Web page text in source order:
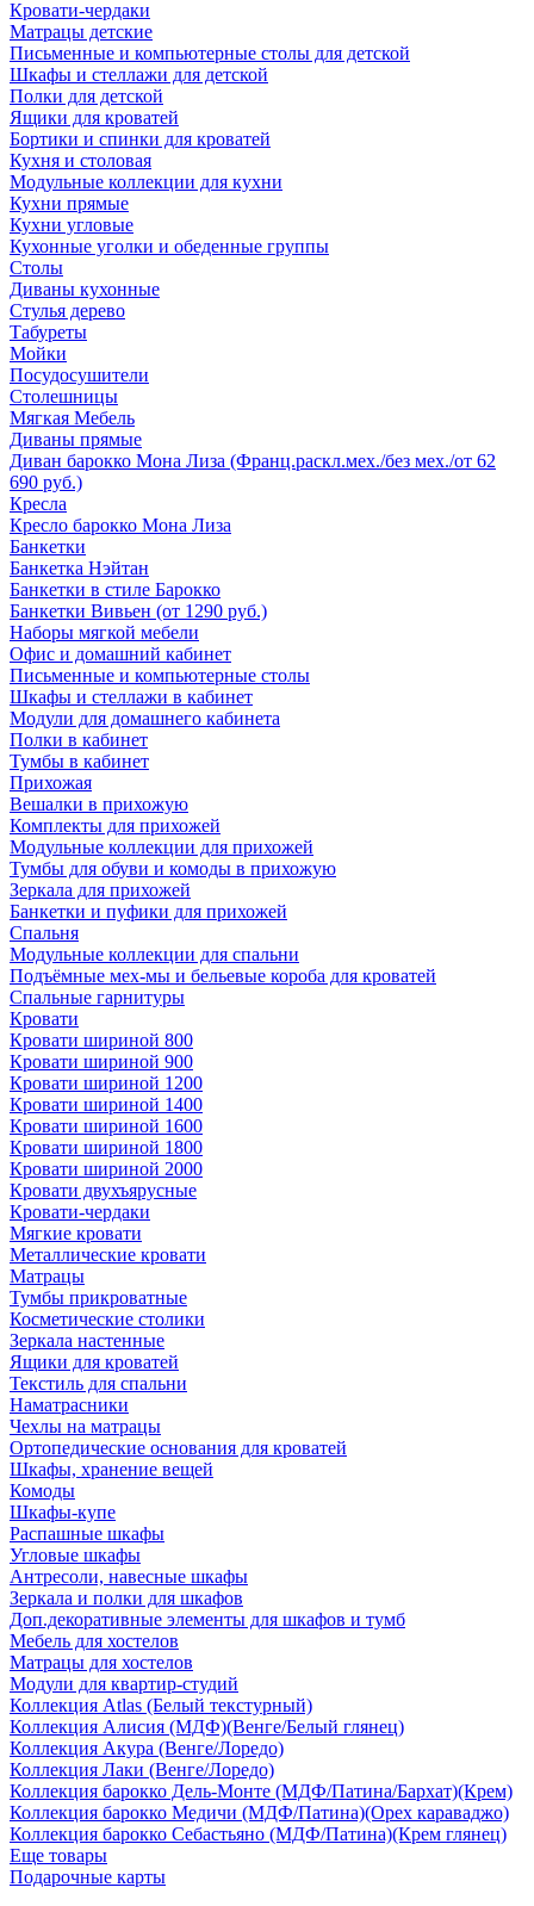
Кровати-чердаки
Матрацы детские
Письменные и компьютерные столы для детской
Шкафы и стеллажи для детской
Полки для детской
Ящики для кроватей
Бортики и спинки для кроватей
Кухня и столовая
Модульные коллекции для кухни
Кухни прямые
Кухни угловые
Кухонные уголки и обеденные группы
Столы
Диваны кухонные
Стулья дерево
Табуреты
Мойки
Посудосушители
Столешницы
Мягкая Мебель
Диваны прямые
Диван барокко Мона Лиза (Франц.раскл.мех./без мех./от 62
690 руб.)
Кресла
Кресло барокко Мона Лиза
Банкетки
Банкетка Нэйтан
Банкетки в стиле Барокко
Банкетки Вивьен (от 1290 руб.)
Наборы мягкой мебели
Офис и домашний кабинет
Письменные и компьютерные столы
Шкафы и стеллажи в кабинет
Модули для домашнего кабинета
Полки в кабинет
Тумбы в кабинет
Прихожая
Вешалки в прихожую
Комплекты для прихожей
Модульные коллекции для прихожей
Тумбы для обуви и комоды в прихожую
Зеркала для прихожей
Банкетки и пуфики для прихожей
Спальня
Модульные коллекции для спальни
Подъёмные мех-мы и бельевые короба для кроватей
Спальные гарнитуры
Кровати
Кровати шириной 800
Кровати шириной 900
Кровати шириной 1200
Кровати шириной 1400
Кровати шириной 1600
Кровати шириной 1800
Кровати шириной 2000
Кровати двухъярусные
Кровати-чердаки
Мягкие кровати
Металлические кровати
Матрацы
Тумбы прикроватные
Косметические столики
Зеркала настенные
Ящики для кроватей
Текстиль для спальни
Наматрасники
Чехлы на матрацы
Ортопедические основания для кроватей
Шкафы, хранение вещей
Комоды
Шкафы-купе
Распашные шкафы
Угловые шкафы
Антресоли, навесные шкафы
Зеркала и полки для шкафов
Доп.декоративные элементы для шкафов и тумб
Мебель для хостелов
Матрацы для хостелов
Модули для квартир-студий
Коллекция Atlas (Белый текстурный)
Коллекция Алисия (МДФ)(Венге/Белый глянец)
Коллекция Акура (Венге/Лоредо)
Коллекция Лаки (Венге/Лоредо)
Коллекция барокко Дель-Монте (МДФ/Патина/Бархат)(Крем)
Коллекция барокко Медичи (МДФ/Патина)(Орех караваджо)
Коллекция барокко Себастьяно (МДФ/Патина)(Крем глянец)
Еще товары
Подарочные карты